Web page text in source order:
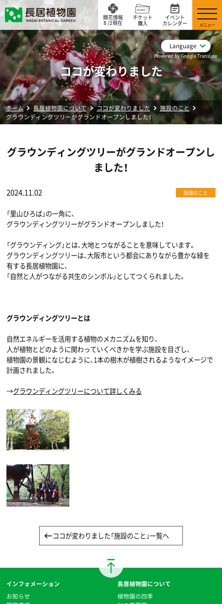
Language
Powered by Google Translate
開花情報
8 /2現在
チケット
購入
イベント
カレンダー
メニュー
ココが変わりました
ホーム 長居植物園について ココが変わりました
施設のこと
グラウンディングツリーがグランドオープンしました！
グラウンディングツリーがグランドオープンし
ました！
2024.11.02 施設のこと
「里山ひろば」の一角に、
グラウンディングツリーがグランドオープンしました！
「グラウンディング」とは、大地とつながることを意味しています。
グラウンディングツリーは、大阪市という都会にありながら豊かな緑を
有する長居植物園に、
「自然と人がつながる共生のシンボル」としてつくられました。
グラウンディングツリーとは
自然エネルギーを活用する植物のメカニズムを知り、
人が植物とどのように関わっていくべきかを学ぶ施設を目ざし、
植物園の景観になじむように、1本の樹木が植樹されるようなイメージで
計画されました。
→グラウンディングツリーについて詳しくみる
ココが変わりました「施設のこと」一覧へ
インフォメーション
お知らせ
長居植物園について
植物園の四季